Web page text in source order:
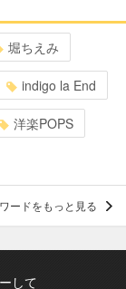
堀ちえみ
indigo la End
洋楽POPS
ードをもっと見る
して